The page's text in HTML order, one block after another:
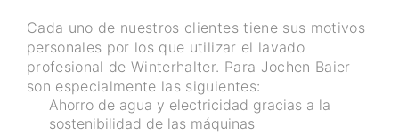
Cada uno de nuestros clientes tiene sus motivos
personales por los que utilizar el lavado
profesional de Winterhalter. Para Jochen Baier
son especialmente las siguientes:
Ahorro de agua y electricidad gracias a la
sostenibilidad de las máquinas